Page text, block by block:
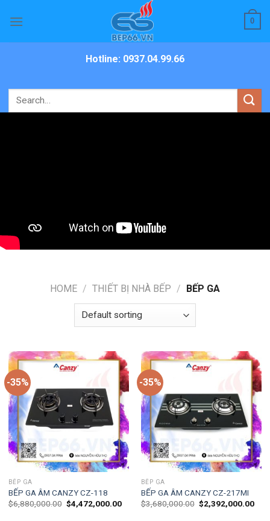
0
Hotline: 0937.04.99.66
Search
for:
HOME / THIẾT BỊ NHÀ BẾP / BẾP GA
-35%
BẾP GA
BẾP GA ÂM CANZY CZ-118
$6,880,000.00 $4,472,000.00
-35%
BẾP GA
BẾP GA ÂM CANZY CZ-217MI
$3,680,000.00 $2,392,000.00